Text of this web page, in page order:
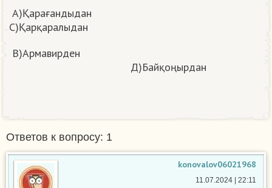
А)Қарағандыдан
С)Қарқаралыдан
В)Армавирден
Д)Байқоңырдан
Ответов к вопросу: 1
konovalov06021968
11.07.2024 | 22:11